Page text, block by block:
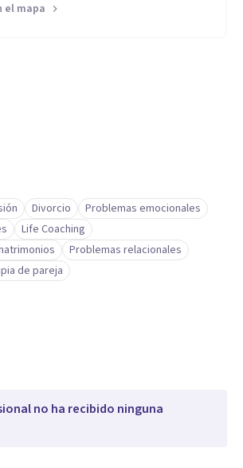
el mapa
Divorcio
Problemas emocionales
Life Coaching
Problemas relacionales
de pareja
no ha recibido ninguna